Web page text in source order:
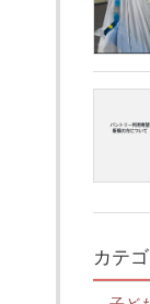
カテ